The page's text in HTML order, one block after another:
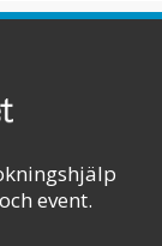
event.